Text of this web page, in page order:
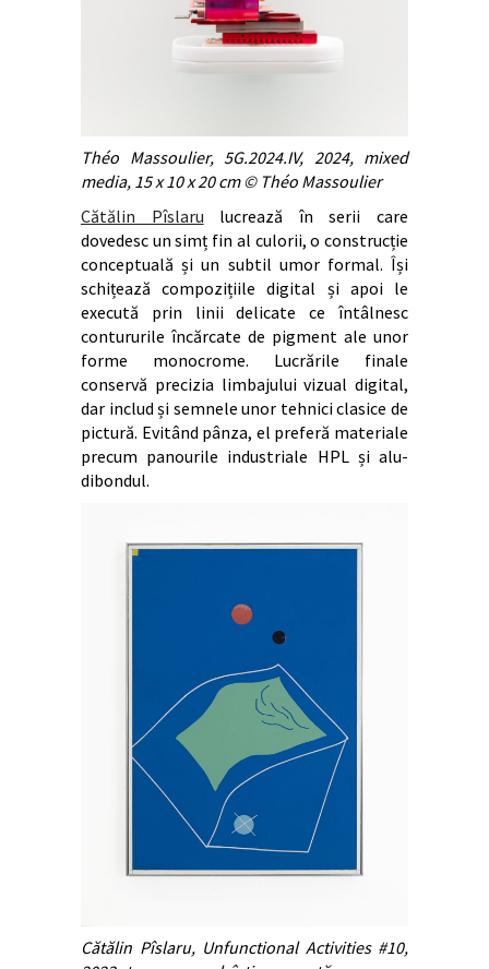
Théo Massoulier, 5G.2024.IV, 2024, mixed
media, 15 x 10 x 20 cm © Théo Massoulier
Cătălin Pîslaru lucrează în serii care
dovedesc un simț fin al culorii, o construcție
conceptuală și un subtil umor formal. Își
schițează compozițiile digital și apoi le
execută prin linii delicate ce întâlnesc
contururile încărcate de pigment ale unor
forme monocrome. Lucrările finale
conservă precizia limbajului vizual digital,
dar includ și semnele unor tehnici clasice de
pictură. Evitând pânza, el preferă materiale
precum panourile industriale HPL și alu-
dibondul.
Cătălin Pîslaru, Unfunctional Activities #10,